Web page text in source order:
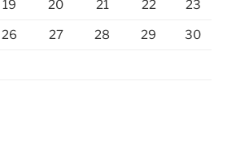
19 20 21 22 23
26 27 28 29 30